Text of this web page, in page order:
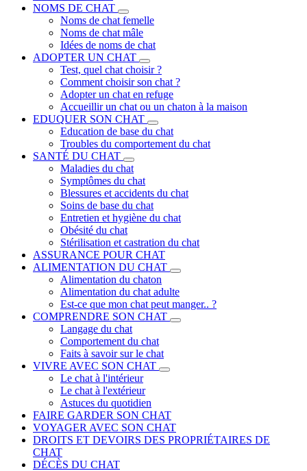
NOMS DE CHAT
Noms de chat femelle
Noms de chat mâle
Idées de noms de chat
ADOPTER UN CHAT
Test, quel chat choisir ?
Comment choisir son chat ?
Adopter un chat en refuge
Accueillir un chat ou un chaton à la maison
EDUQUER SON CHAT
Education de base du chat
Troubles du comportement du chat
SANTÉ DU CHAT
Maladies du chat
Symptômes du chat
Blessures et accidents du chat
Soins de base du chat
Entretien et hygiène du chat
Obésité du chat
Stérilisation et castration du chat
ASSURANCE POUR CHAT
ALIMENTATION DU CHAT
Alimentation du chaton
Alimentation du chat adulte
Est-ce que mon chat peut manger.. ?
COMPRENDRE SON CHAT
Langage du chat
Comportement du chat
Faits à savoir sur le chat
VIVRE AVEC SON CHAT
Le chat à l'intérieur
Le chat à l'extérieur
Astuces du quotidien
FAIRE GARDER SON CHAT
VOYAGER AVEC SON CHAT
DROITS ET DEVOIRS DES PROPRIÉTAIRES DE
CHAT
DÉCÈS DU CHAT